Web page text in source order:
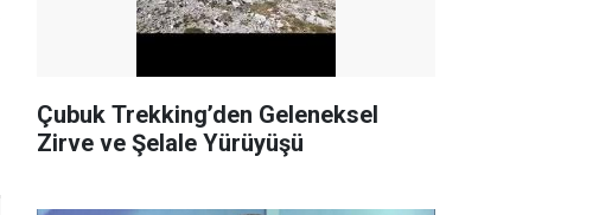
Çubuk Trekking’den Geleneksel
Zirve ve Şelale Yürüyüşü